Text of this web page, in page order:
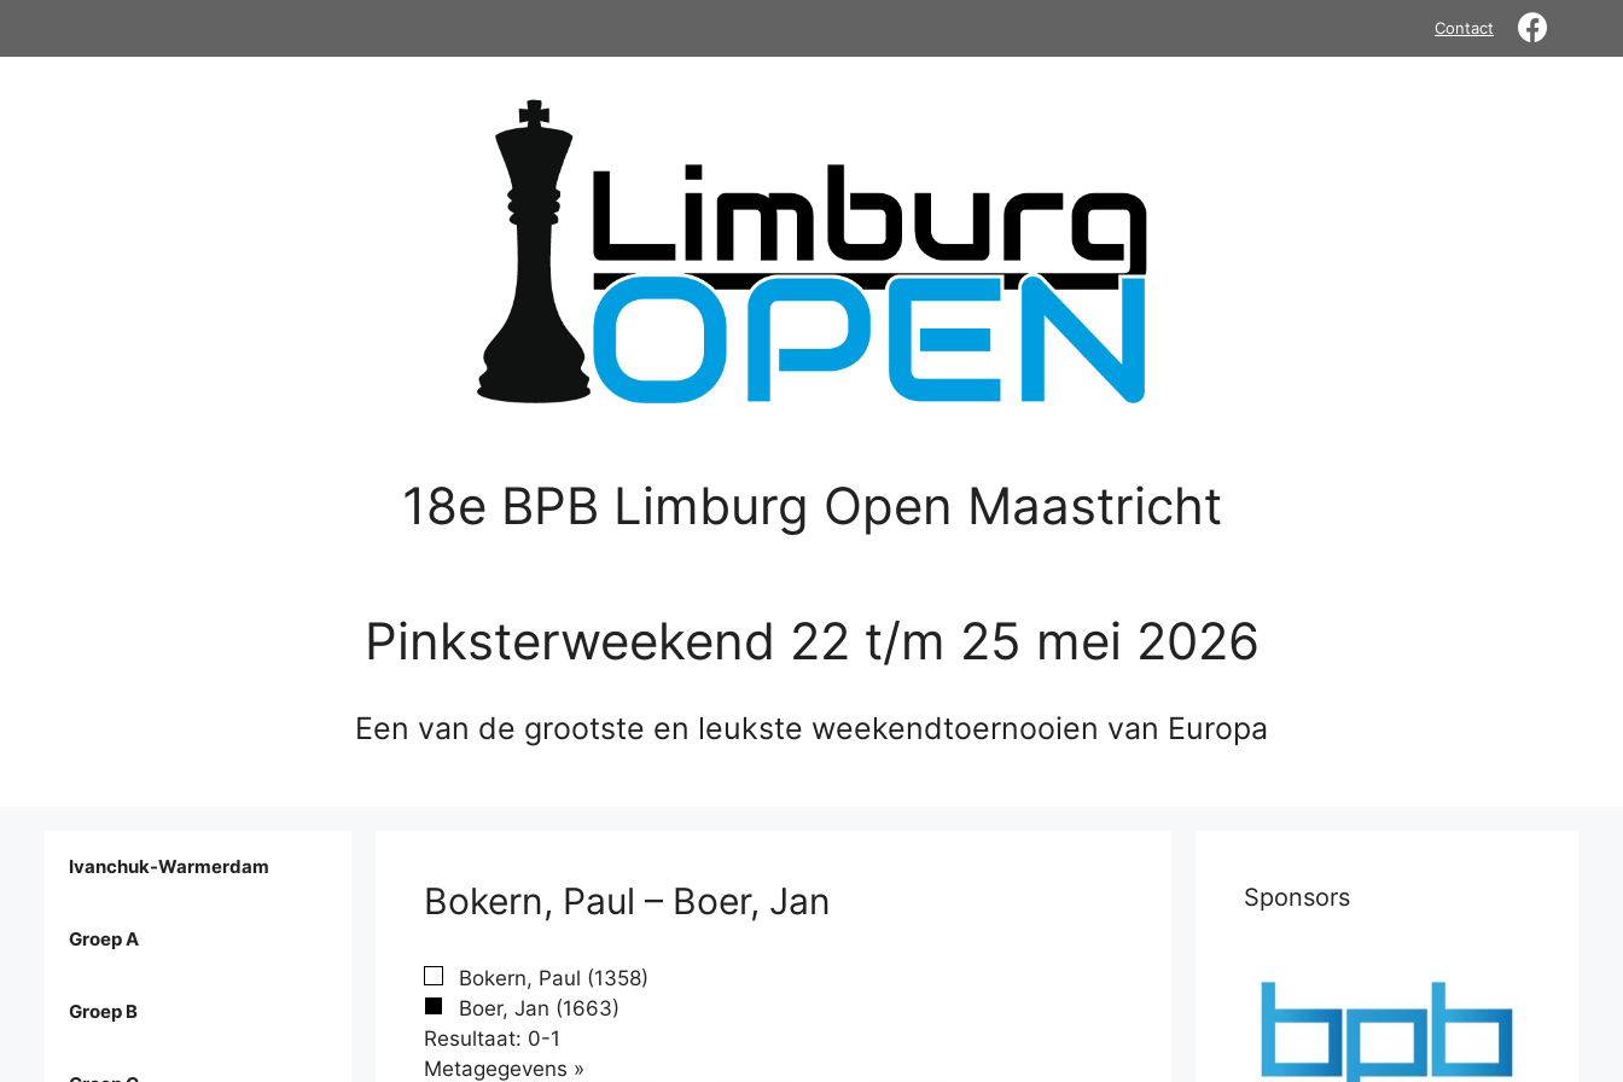
Contact
18e BPB Limburg Open Maastricht
Pinksterweekend 22 t/m 25 mei 2026
Een van de grootste en leukste weekendtoernooien van Europa
Bokern, Paul – Boer, Jan
Bokern, Paul (1358)
Boer, Jan (1663)
Resultaat: 0-1
Metagegevens »
Ivanchuk-Warmerdam
Groep A
Groep B
Sponsors